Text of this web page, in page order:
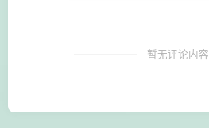
暂无评论内容